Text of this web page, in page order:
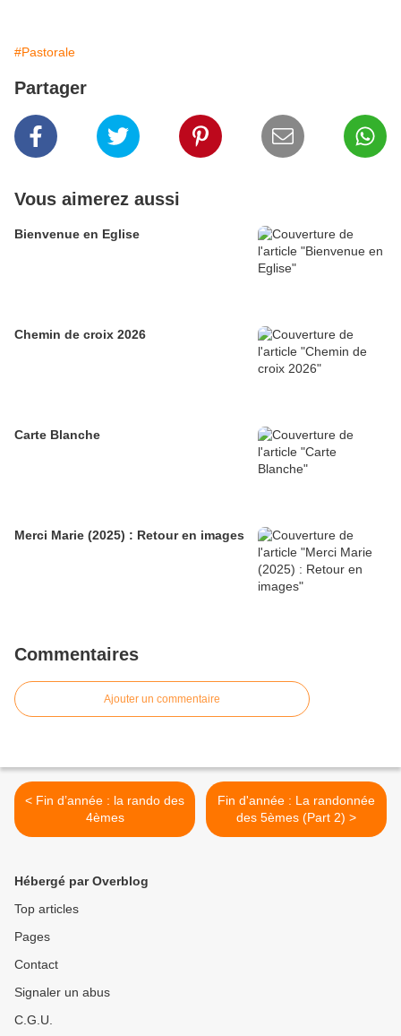
#Pastorale
Partager
Vous aimerez aussi
Bienvenue en Eglise
Chemin de croix 2026
Carte Blanche
Merci Marie (2025) : Retour en images
Commentaires
Ajouter un commentaire
< Fin d’année : la rando des
4èmes
Fin d'année : La randonnée
des 5èmes (Part 2) >
Hébergé par Overblog
Top articles
Pages
Contact
Signaler un abus
C.G.U.